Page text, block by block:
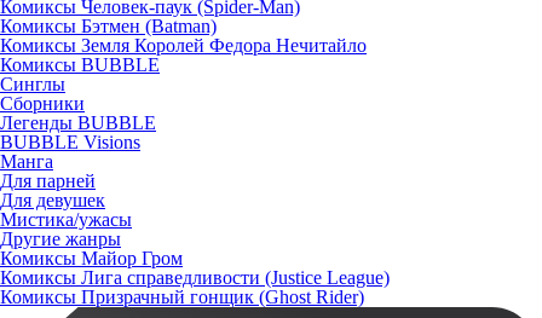
Комиксы Человек-паук (Spider-Man)
Комиксы Бэтмен (Batman)
Комиксы Земля Королей Федора Нечитайло
Комиксы BUBBLE
Синглы
Сборники
Легенды BUBBLE
BUBBLE Visions
Манга
Для парней
Для девушек
Мистика/ужасы
Другие жанры
Комиксы Майор Гром
Комиксы Лига справедливости (Justice League)
Комиксы Призрачный гонщик (Ghost Rider)